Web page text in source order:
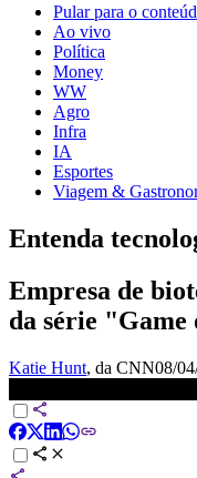
Pular para o
Ao vivo
Política
Money
WW
Agro
Infra
IA
Esportes
Viagem &
Entenda
Empresa de
da série "Game
Katie Hunt, da CNN08/